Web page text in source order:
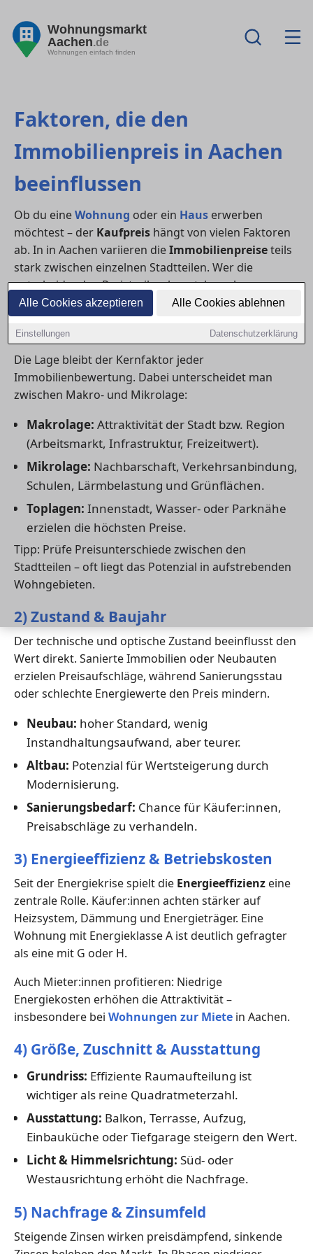
Alle Cookies akzeptieren Alle Cookies ablehnen
Einstellungen Datenschutzerklärung
Wohnungsmarkt
Aachen.de
Wohnungen einfach finden
Faktoren, die den
Immobilienpreis in Aachen
beeinflussen
Ob du eineWohnung oder ein Haus erwerben
möchtest – der Kaufpreis hängt von vielen Faktoren
ab. In in Aachen variieren dieImmobilienpreiseteils
stark zwischen einzelnen Stadtteilen. Wer die
entscheidenden Preistreiber kennt, kann besser
verhandeln und den Markt realistisch einschätzen.
1) Lage: der wichtigste Preisfaktor
Die Lage bleibt der Kernfaktor jeder
Immobilienbewertung. Dabei unterscheidet man
zwischen Makro- und Mikrolage:
Makrolage: Attraktivität der Stadt bzw. Region
(Arbeitsmarkt, Infrastruktur, Freizeitwert).
Mikrolage: Nachbarschaft, Verkehrsanbindung,
Schulen, Lärmbelastung und Grünflächen.
Toplagen: Innenstadt, Wasser- oder Parknähe
erzielen die höchsten Preise.
Tipp: Prüfe Preisunterschiede zwischen den
Stadtteilen – oft liegt das Potenzial in aufstrebenden
Wohngebieten.
2) Zustand & Baujahr
Der technische und optische Zustand beeinflusst den
Wert direkt. Sanierte Immobilien oder Neubauten
erzielen Preisaufschläge, während Sanierungsstau
oder schlechte Energiewerte den Preis mindern.
Neubau: hoher Standard, wenig
Instandhaltungsaufwand, aber teurer.
Altbau: Potenzial für Wertsteigerung durch
Modernisierung.
Sanierungsbedarf: Chance für Käufer:innen,
Preisabschläge zu verhandeln.
3) Energieeffizienz & Betriebskosten
Seit der Energiekrise spielt die Energieeffizienz eine
zentrale Rolle. Käufer:innen achten stärker auf
Heizsystem, Dämmung und Energieträger. Eine
Wohnung mit Energieklasse A ist deutlich gefragter
als eine mit G oder H.
Auch Mieter:innen profitieren: Niedrige
Energiekosten erhöhen die Attraktivität –
insbesondere bei Wohnungen zur Miete in Aachen.
4) Größe, Zuschnitt & Ausstattung
Grundriss: Effiziente Raumaufteilung ist
wichtiger als reine Quadratmeterzahl.
Ausstattung: Balkon, Terrasse, Aufzug,
Einbauküche oder Tiefgarage steigern den Wert.
Licht & Himmelsrichtung: Süd- oder
Westausrichtung erhöht die Nachfrage.
5) Nachfrage & Zinsumfeld
Steigende Zinsen wirken preisdämpfend, sinkende